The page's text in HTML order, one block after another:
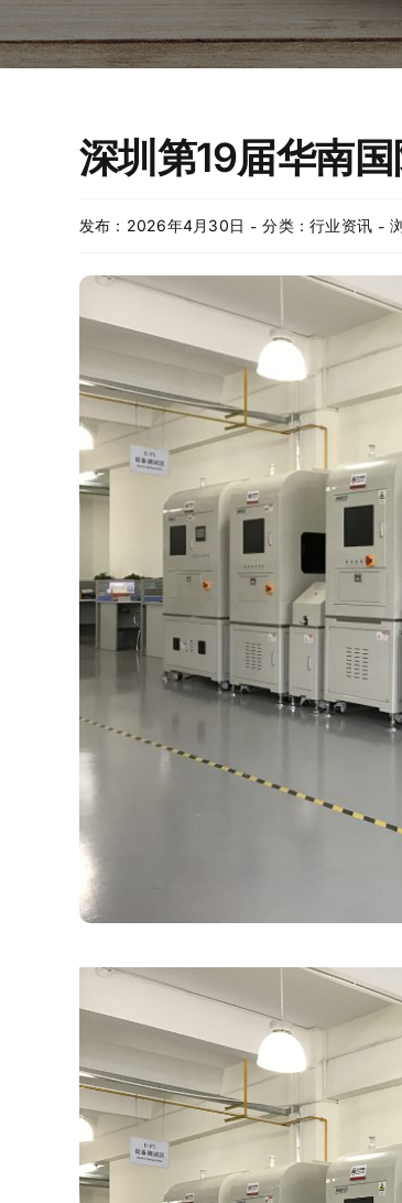
深圳第19届华南
发布：2026年4月30日 - 分类：行业资讯 -